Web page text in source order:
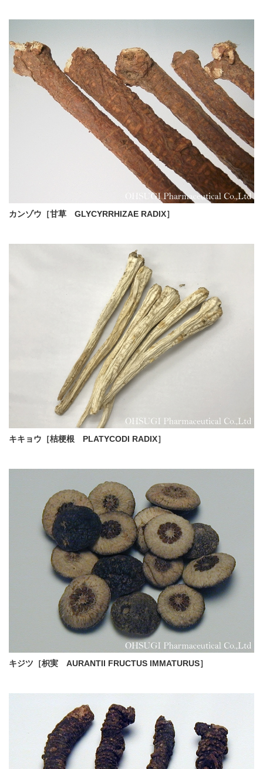
カンゾウ［甘草 GLYCYRRHIZAE RADIX］
キキョウ［桔梗根 PLATYCODI RADIX］
キジツ［枳実 AURANTII FRUCTUS IMMATURUS］